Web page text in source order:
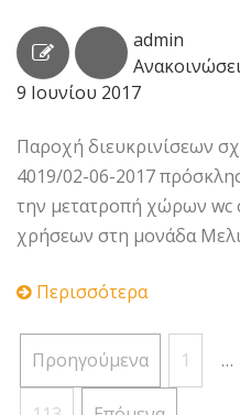
admin
9 Ιουνίου 2017
Παροχή διευκρινίσεων
4019/02-06-2017
την μετατροπή χώρων
χρήσεων στη μονάδα
Περισσότερα
Σελιδοποίηση
άρθρων
Προηγούμενα 1 …